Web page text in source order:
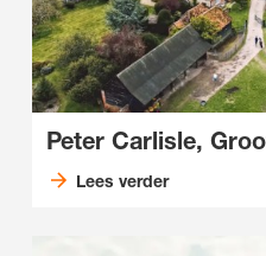
Peter Carlisle,
Lees verder